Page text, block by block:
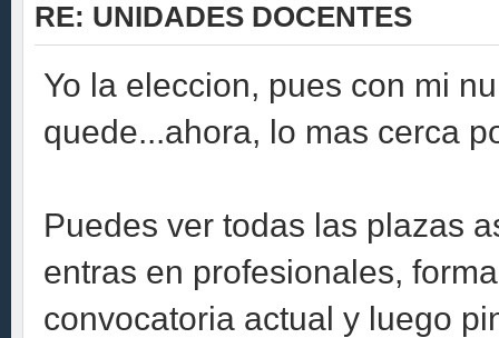
RE: UNIDADES DOCENTES
Yo la eleccion, pues con mi
quede...ahora, lo mas cerca
Puedes ver todas las plazas
entras en profesionales,
convocatoria actual y luego